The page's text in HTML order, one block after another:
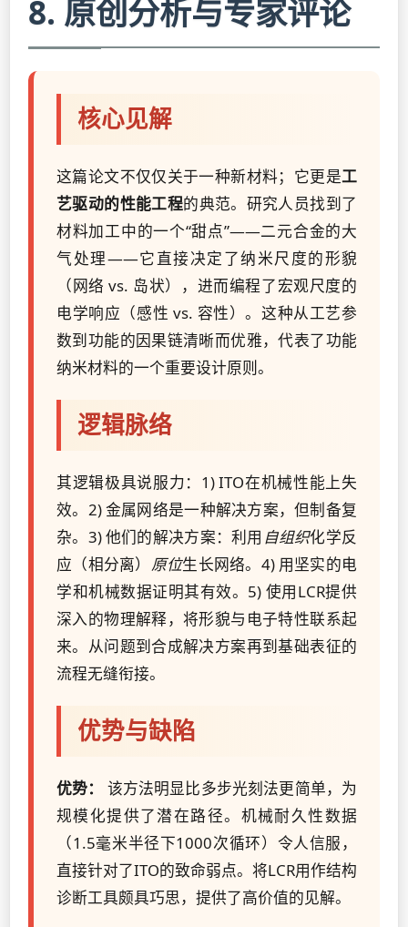
8. 原创分析与专家评论
核心见解
这篇论文不仅仅关于一种新材料；它更是工
艺驱动的性能工程的典范。研究人员找到了
材料加工中的一个“甜点”——二元合金的大
气处理——它直接决定了纳米尺度的形貌
（网络 vs. 岛状），进而编程了宏观尺度的
电学响应（感性 vs. 容性）。这种从工艺参
数到功能的因果链清晰而优雅，代表了功能
纳米材料的一个重要设计原则。
逻辑脉络
其逻辑极具说服力：1) ITO在机械性能上失
效。2) 金属网络是一种解决方案，但制备复
杂。3) 他们的解决方案：利用 自组织化学反
应（相分离） 原位生长网络。4) 用坚实的电
学和机械数据证明其有效。5) 使用LCR提供
深入的物理解释，将形貌与电子特性联系起
来。从问题到合成解决方案再到基础表征的
流程无缝衔接。
优势与缺陷
优势：
该方法明显比多步光刻法更简单，为
规模化提供了潜在路径。机械耐久性数据
（1.5毫米半径下1000次循环）令人信服，
直接针对了ITO的致命弱点。将LCR用作结构
诊断工具颇具巧思，提供了高价值的见解。